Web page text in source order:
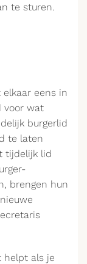
te sturen.
eens in
voor wat
burgerlid
te laten
tijdelijk lid
brengen hun
helpt als je